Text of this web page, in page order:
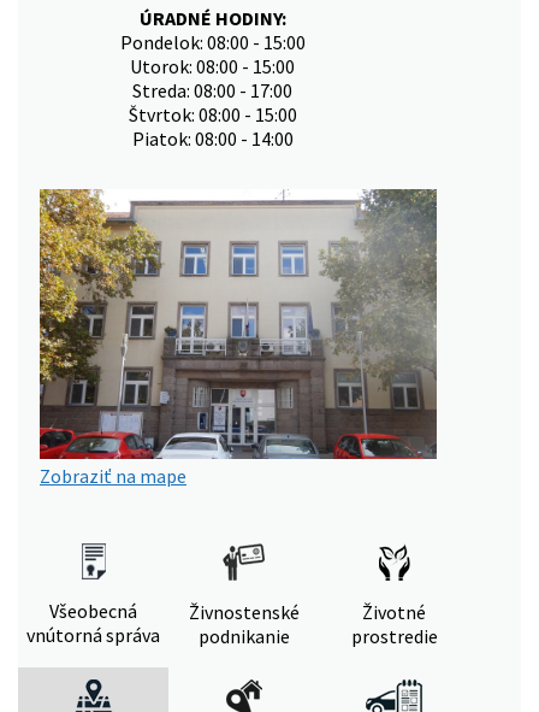
ÚRADNÉ HODINY:
Pondelok: 08:00 - 15:00
Utorok: 08:00 - 15:00
Streda: 08:00 - 17:00
Štvrtok: 08:00 - 15:00
Piatok: 08:00 - 14:00
Zobraziť na mape
Všeobecná
vnútorná správa
Živnostenské
podnikanie
Životné
prostredie